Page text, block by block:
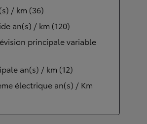
/ km (36)
an(s) / km (120)
principale variable
an(s) / km (12)
électrique an(s) / Km